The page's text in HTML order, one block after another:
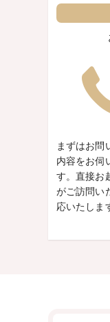
まずはお問
内容をお伺
す。直接お
がご訪問い
応いたしま